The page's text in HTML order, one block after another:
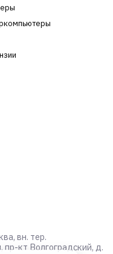
вн. тер.
пр-кт Волгоградский, д.